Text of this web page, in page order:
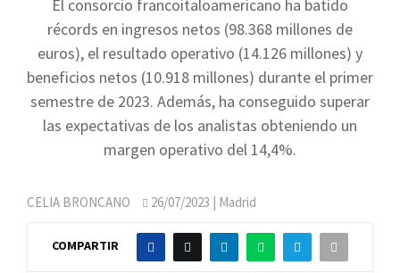
El consorcio francoitaloamericano ha batido
récords en ingresos netos (98.368 millones de
euros), el resultado operativo (14.126 millones) y
beneficios netos (10.918 millones) durante el primer
semestre de 2023. Además, ha conseguido superar
las expectativas de los analistas obteniendo un
margen operativo del 14,4%.
CELIA BRONCANO 26/07/2023 | Madrid
COMPARTIR